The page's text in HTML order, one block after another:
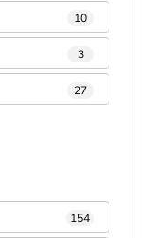
10
3
27
154